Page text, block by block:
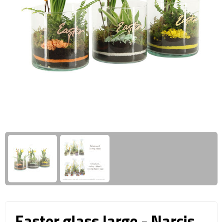
Business trolleys
Documententassen
Kledingtassen
Reistassen & Trolleys
Reistassen
Trolleys
Giftcards
Wellness Giftsets